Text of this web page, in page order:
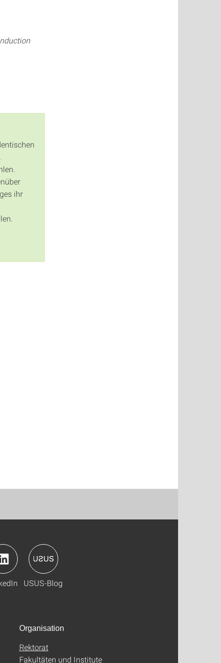
ihr
USUS-Blog
Organisation
Rektorat
Fakultäten und Institute